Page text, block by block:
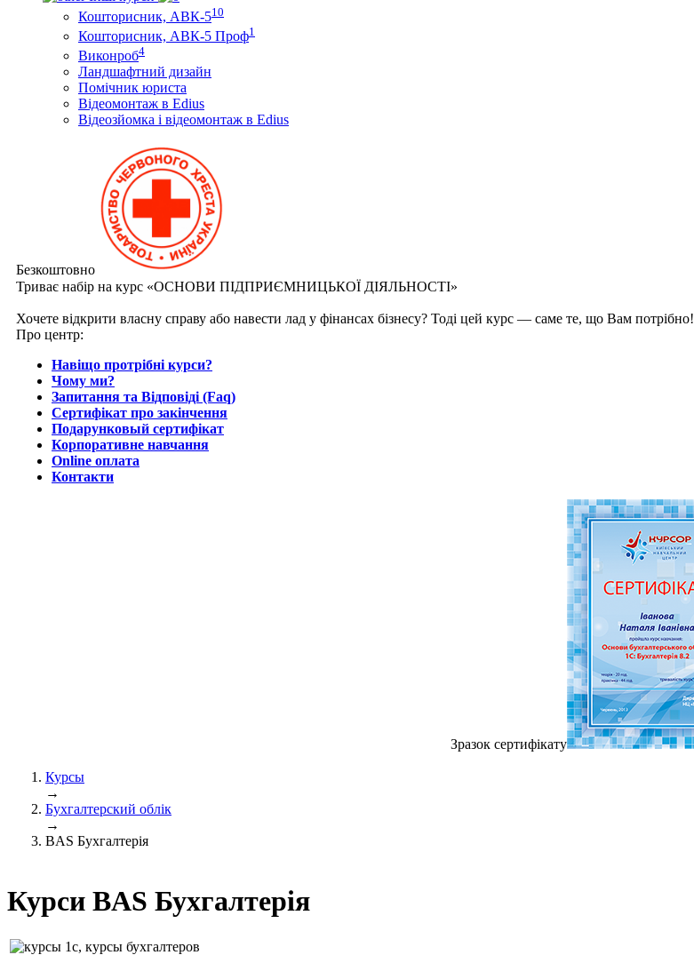
Кошторисник, АВК-510
Кошторисник, АВК-5 Проф1
Виконроб4
Ландшафтний дизайн
Помічник юриста
Відеомонтаж в Edius
Відеозйомка і відеомонтаж в Edius
Безкоштовно
Триває набір на курс «ОСНОВИ ПІДПРИЄМНИЦЬКОЇ ДІЯЛЬНОСТІ»
Хочете відкрити власну справу або навести лад у фінансах бізнесу? Тоді цей курс — саме те, що Вам потрібно!
Про центр:
Навіщо протрібні курси?
Чому ми?
Запитання та Відповіді (Faq)
Сертифікат про закінчення
Подарунковый сертифікат
Корпоративне навчання
Online оплата
Контакти
Зразок сертифiкату
Курсы
→
Бухгалтерский облік
→
BAS Бухгалтерія
Курси BAS Бухгалтерія